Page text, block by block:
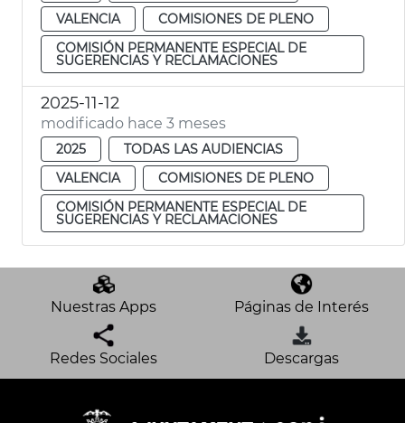
VALENCIA
COMISIONES DE PLENO
COMISIÓN PERMANENTE ESPECIAL DE
SUGERENCIAS Y RECLAMACIONES
2025-11-12
modificado hace 3 meses
2025
TODAS LAS AUDIENCIAS
VALENCIA
COMISIONES DE PLENO
COMISIÓN PERMANENTE ESPECIAL DE
SUGERENCIAS Y RECLAMACIONES
Nuestras Apps Páginas de Interés
Redes Sociales Descargas